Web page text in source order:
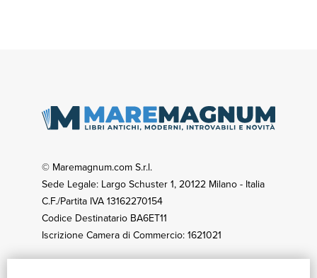
© Maremagnum.com S.r.l.
Sede Legale: Largo Schuster 1, 20122 Milano - Italia
C.F./Partita IVA 13162270154
Codice Destinatario BA6ET11
Iscrizione Camera di Commercio: 1621021